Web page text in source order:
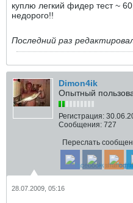
куплю легкий фидер тест ~
недорого!!
Последний раз
Dimon4ik
Опытный
Регистрация:
Сообщения: 727
Переслать
28.07.2009, 05:16